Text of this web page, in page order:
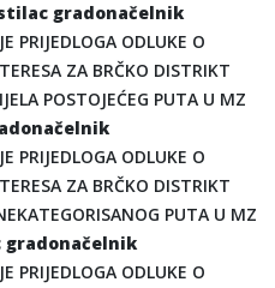
gradonačelnik
PRIJEDLOGA ODLUKE O
ZA BRČKO DISTRIKT
POSTOJEĆEG PUTA U MZ
PRIJEDLOGA ODLUKE O
ZA BRČKO DISTRIKT
PUTA U MZ
PRIJEDLOGA ODLUKE O